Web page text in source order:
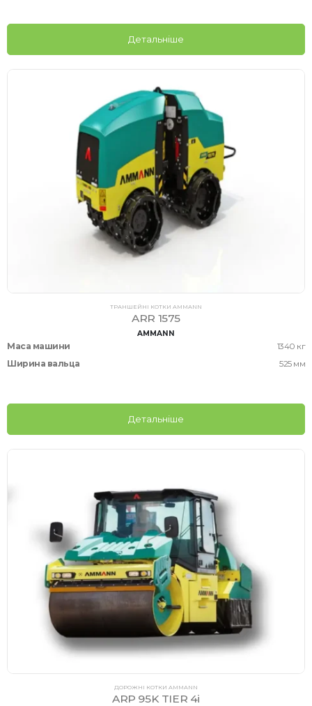
Детальніше
ТРАНШЕЙНІ КОТКИ AMMANN
ARR 1575
AMMANN
Маса машини
1340 кг
Ширина вальца
525 мм
Детальніше
ДОРОЖНІ КОТКИ AMMANN
ARP 95K TIER 4i